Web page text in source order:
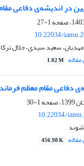
در اندیشه‌ی دفاعی
1-27
10.22034/
سعید سیدی، جلال
1.02 M
دفاعی مقام معظم
1-30
10.22034/
456.98 K